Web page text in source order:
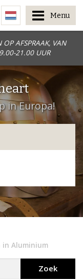
AFSPRAAK, VAN
21.00 UUR
Menu
in Europa!
in Aluminium
Zoek